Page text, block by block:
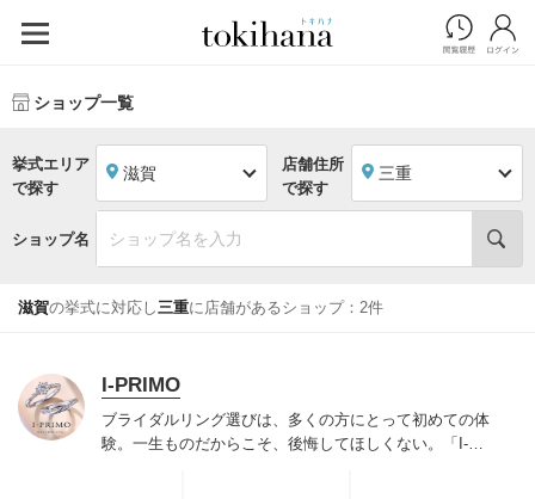
ショップ一覧
挙式エリア
で探す
滋賀
店舗住所
で探す
三重
ショップ名
滋賀の挙式に対応し三重に店舗があるショップ：2件
I-PRIMO
ブライダルリング選びは、多くの方にとって初めての体
験。一生ものだからこそ、後悔してほしくない。「I-